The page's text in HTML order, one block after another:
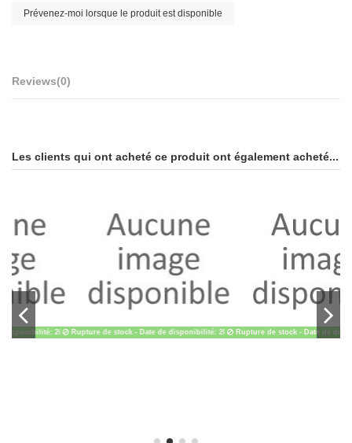
Reviews(0)
Les clients qui ont acheté ce produit ont également acheté...
10-01
Rupture de stock - Date de disponibilité: 2026-09-01Rupture de stock - Date de disponibilité: 2026-04-